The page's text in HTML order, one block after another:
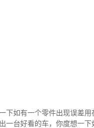
下如有一个零件出现误差
一台好看的车，你度想一